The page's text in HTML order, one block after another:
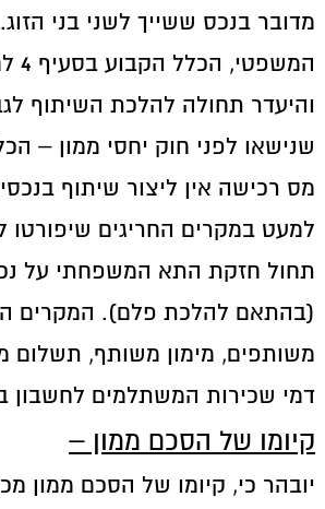
מדובר בנכס ששייך לשני בני
והיעדר תחולה להלכת השיתוף
שנישאו לפני חוק יחסי ממון –
מס רכישה אין ליצור שיתוף
למעט במקרים החריגים שיפורטו
תחול חזקת התא המשפחתי על
(בהתאם להלכת פלם). המקרים
משותפים, מימון משותף,
דמי שכירות המשתלמים לחשבון
קיומו של הסכם ממון –
יובהר כי, קיומו של הסכם ממון